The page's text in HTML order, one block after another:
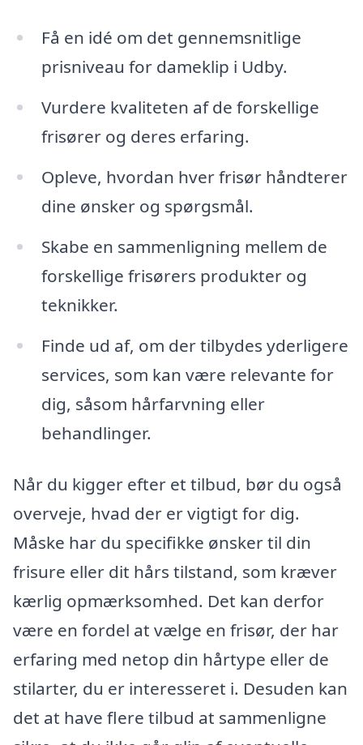
Få en idé om det gennemsnitlige
prisniveau for dameklip i Udby.
Vurdere kvaliteten af de forskellige
frisører og deres erfaring.
Opleve, hvordan hver frisør håndterer
dine ønsker og spørgsmål.
Skabe en sammenligning mellem de
forskellige frisørers produkter og
teknikker.
Finde ud af, om der tilbydes yderligere
services, som kan være relevante for
dig, såsom hårfarvning eller
behandlinger.
Når du kigger efter et tilbud, bør du også
overveje, hvad der er vigtigt for dig.
Måske har du specifikke ønsker til din
frisure eller dit hårs tilstand, som kræver
kærlig opmærksomhed. Det kan derfor
være en fordel at vælge en frisør, der har
erfaring med netop din hårtype eller de
stilarter, du er interesseret i. Desuden kan
det at have flere tilbud at sammenligne